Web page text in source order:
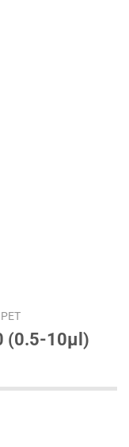
(0.5-10μl)